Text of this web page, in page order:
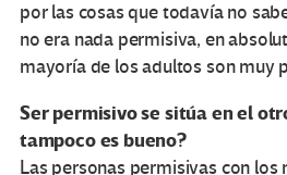
por las cosas que todavía no
no era nada permisiva, en
mayoría de los adultos son muy
Ser permisivo se sitúa en el
tampoco es bueno?
Las personas permisivas con los